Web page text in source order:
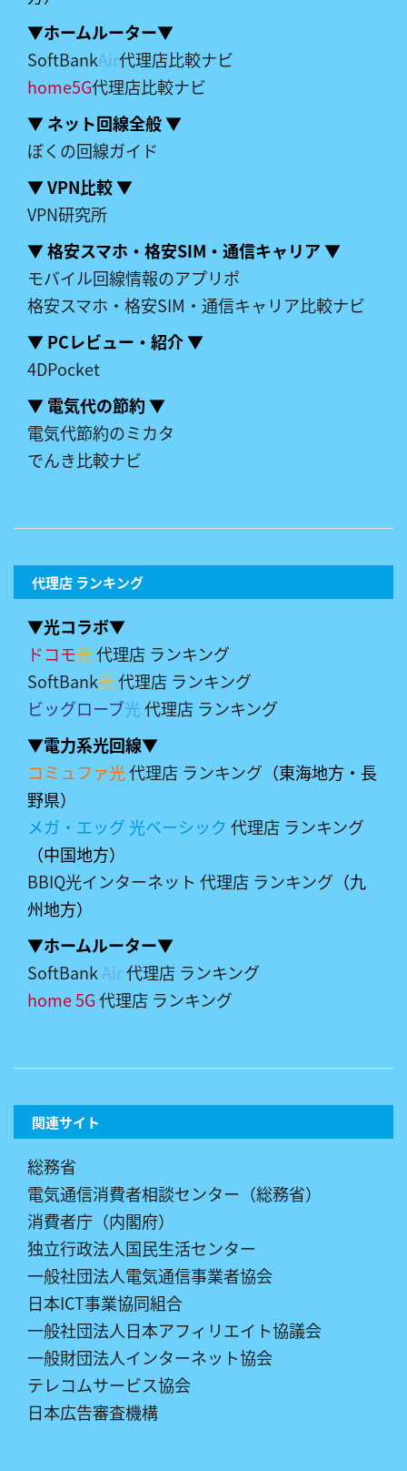
▼ホームルーター▼
SoftBankAir代理店比較ナビ
home5G代理店比較ナビ
▼ ネット回線全般 ▼
ぼくの回線ガイド
▼ VPN比較 ▼
VPN研究所
▼ 格安スマホ・格安SIM・通信キャリア ▼
モバイル回線情報のアプリポ
格安スマホ・格安SIM・通信キャリア比較ナビ
▼ PCレビュー・紹介 ▼
4DPocket
▼ 電気代の節約 ▼
電気代節約のミカタ
でんき比較ナビ
代理店 ランキング
▼光コラボ▼
ドコモ光代理店 ランキング
SoftBank光代理店 ランキング
ビッグローブ光代理店 ランキング
▼電力系光回線▼
コミュファ光代理店 ランキング （東海地方・長
野県）
メガ・エッグ 光ベーシック 代理店 ランキング
（中国地方）
BBIQ光インターネット 代理店 ランキング （九
州地方）
▼ホームルーター▼
SoftBank Air代理店 ランキング
home 5G代理店 ランキング
関連サイト
総務省
電気通信消費者相談センター（総務省）
消費者庁（内閣府）
独立行政法人国民生活センター
一般社団法人電気通信事業者協会
日本ICT事業協同組合
一般社団法人日本アフィリエイト協議会
一般財団法人インターネット協会
テレコムサービス協会
日本広告審査機構